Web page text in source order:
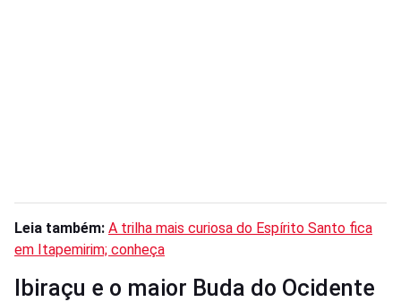
Leia também: A trilha mais curiosa do Espírito Santo fica
em Itapemirim; conheça
Ibiraçu e o maior Buda do Ocidente